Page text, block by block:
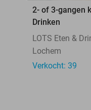
2- of 3-gangen
Drinken
LOTS Eten &
Lochem
Verkocht: 39